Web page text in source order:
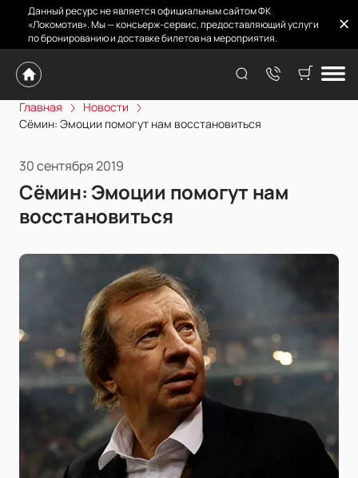
Данный ресурс не является официальным сайтом ФК
«Локомотив». Мы — консьерж-сервис, предоставляющий услуги
по бронированию и доставке билетов на мероприятия.
Главная
Новости
Сёмин: Эмоции помогут нам восстановиться
30 сентября 2019
Сёмин: Эмоции помогут нам
восстановиться